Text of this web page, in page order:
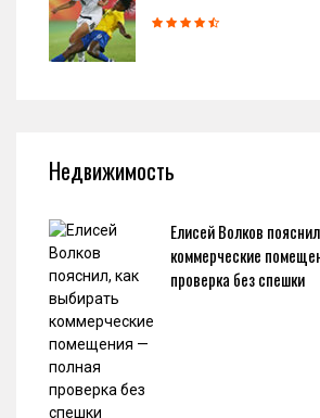
Недвижимость
Елисей Волков
коммерческие
проверка без спешки